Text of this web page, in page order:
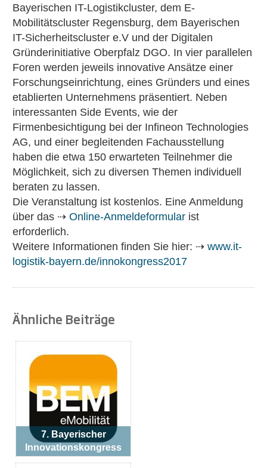
Bayerischen IT-Logistikcluster, dem E-
Mobilitätscluster Regensburg, dem Bayerischen
IT-Sicherheitscluster e.V und der Digitalen
Gründerinitiative Oberpfalz DGO. In vier parallelen
Foren werden jeweils innovative Ansätze einer
Forschungseinrichtung, eines Gründers und eines
etablierten Unternehmens präsentiert. Neben
interessanten Side Events, wie der
Firmenbesichtigung bei der Infineon Technologies
AG, und einer begleitenden Fachausstellung
haben die etwa 150 erwarteten Teilnehmer die
Möglichkeit, sich zu diversen Themen individuell
beraten zu lassen.
Die Veranstaltung ist kostenlos. Eine Anmeldung
über das ⇢ Online-Anmeldeformular ist
erforderlich.
Weitere Informationen finden Sie hier: ⇢ www.it-
logistik-bayern.de/innokongress2017
Ähnliche Beiträge
7. Bayerischer
Innovationskongress